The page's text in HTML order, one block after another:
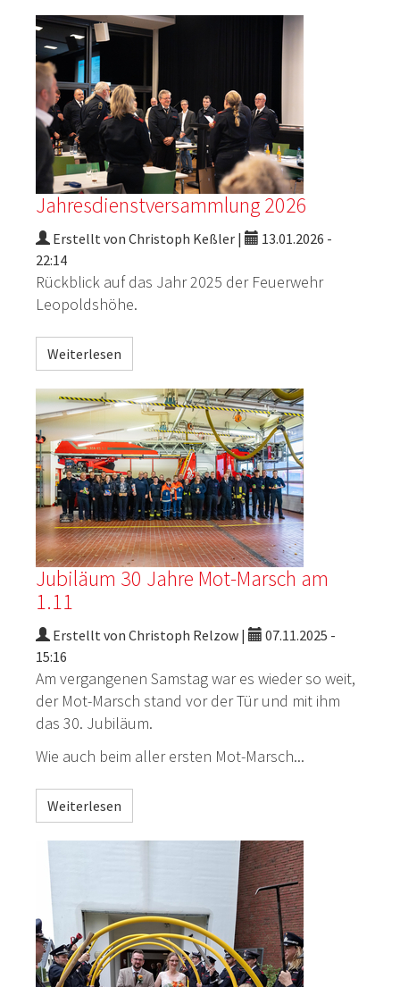
Jahresdienstversammlung 2026
Erstellt von Christoph Keßler |
13.01.2026 -
22:14
Rückblick auf das Jahr 2025 der Feuerwehr
Leopoldshöhe.
Weiterlesen
Jubiläum 30 Jahre Mot-Marsch am
1.11
Erstellt von Christoph Relzow |
07.11.2025 -
15:16
Am vergangenen Samstag war es wieder so weit,
der Mot-Marsch stand vor der Tür und mit ihm
das 30. Jubiläum.
Wie auch beim aller ersten Mot-Marsch...
Weiterlesen